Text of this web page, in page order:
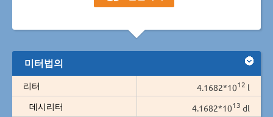
미터법의
리터 4.1682*1012 l
데시리터
4.1682*1013 dl